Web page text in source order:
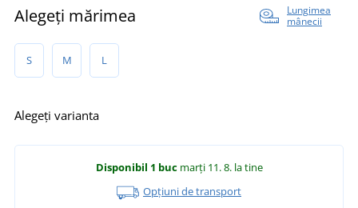
Alegeți mărimea
Lungimea
mânecii
S M L
Alegeți varianta
Disponibil 1 buc marți 11. 8. la tine
Opțiuni de transport